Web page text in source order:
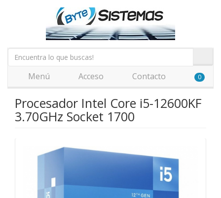
Menú Acceso Contacto 0
Procesador Intel Core i5-12600KF
3.70GHz Socket 1700